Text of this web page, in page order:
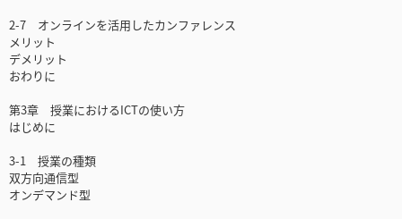
2-7 オンラインを活用したカンファレンス
メリット
デメリット
おわりに
第3章 授業におけるICTの使い方
はじめに
3-1 授業の種類
双方向通信型
オンデマンド型